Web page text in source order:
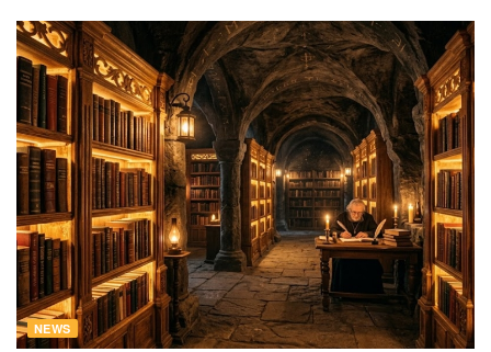
NEWS